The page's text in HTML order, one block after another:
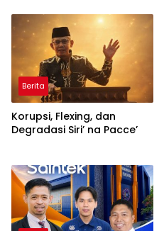
Berita
Korupsi, Flexing, dan
Degradasi Siri’ na Pacce’